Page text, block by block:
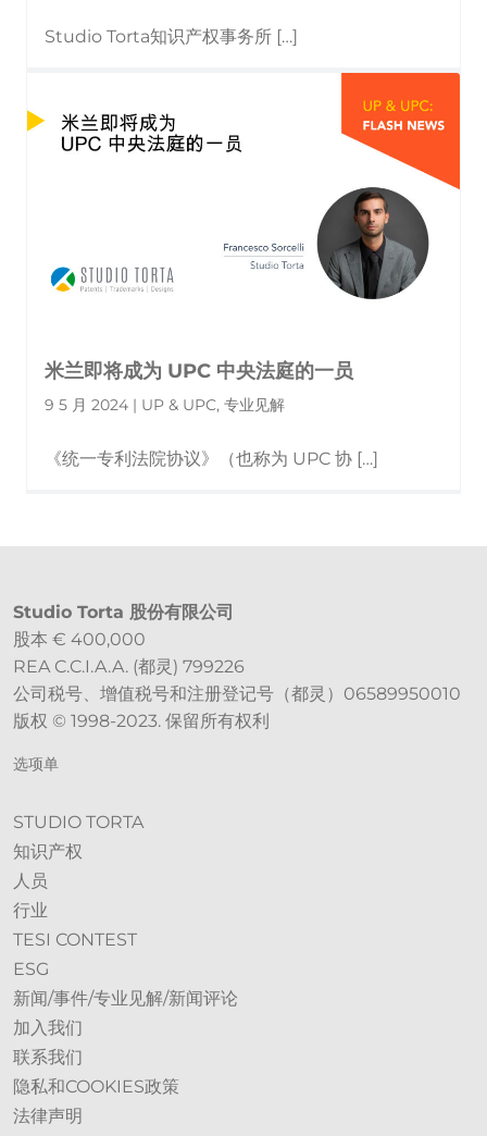
Studio Torta知识产权事务所 […]
米兰即将成为 UPC 中央法庭的一员
9 5 月 2024 | UP & UPC, 专业见解
《统一专利法院协议》（也称为 UPC 协 […]
Studio Torta 股份有限公司
股本 € 400,000
REA C.C.I.A.A. (都灵) 799226
公司税号、增值税号和注册登记号（都灵）06589950010
版权 © 1998-2023. 保留所有权利
选项单
STUDIO TORTA
知识产权
人员
行业
TESI CONTEST
ESG
新闻/事件/专业见解/新闻评论
加入我们
联系我们
隐私和COOKIES政策
法律声明